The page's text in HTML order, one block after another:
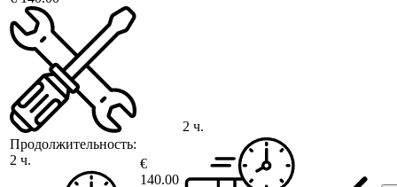
Продолжительность:
2 ч.
€
140.00
2 ч.